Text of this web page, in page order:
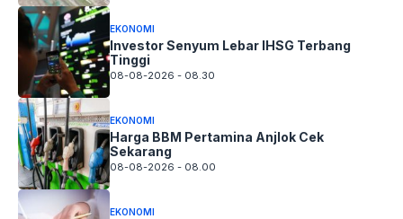
EKONOMI
Investor Senyum Lebar IHSG Terbang
Tinggi
08-08-2026 - 08.30
EKONOMI
Harga BBM Pertamina Anjlok Cek
Sekarang
08-08-2026 - 08.00
EKONOMI